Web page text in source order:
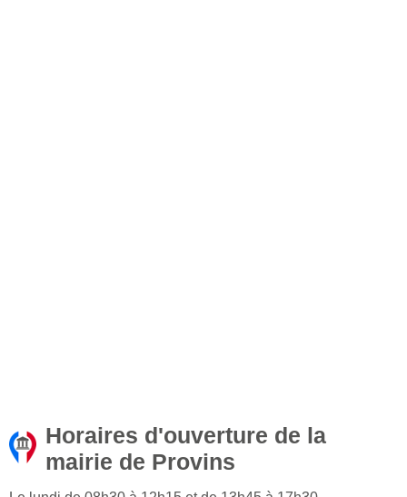
Horaires d'ouverture de la
mairie de Provins